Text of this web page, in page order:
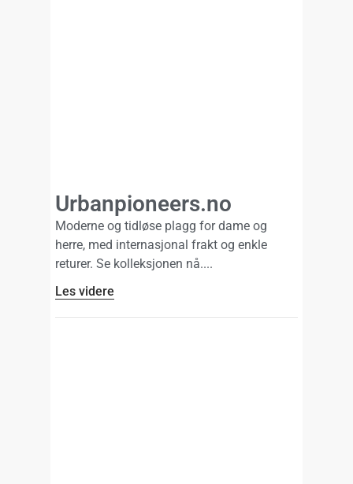
Urbanpioneers.no
Moderne og tidløse plagg for dame og
herre, med internasjonal frakt og enkle
returer. Se kolleksjonen nå.
Les videre